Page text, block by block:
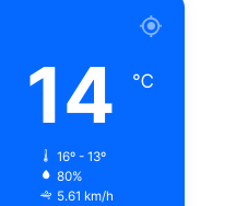
14 ℃
16º - 13º
80%
5.61 km/h